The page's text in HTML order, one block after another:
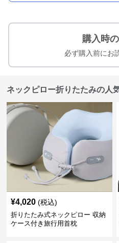
購入時
必ず購入前にお
ネックピロー折りたたみの人
¥4,020 (税込)
折りたたみ式ネックピロー 収納
ケース付き旅行用首枕